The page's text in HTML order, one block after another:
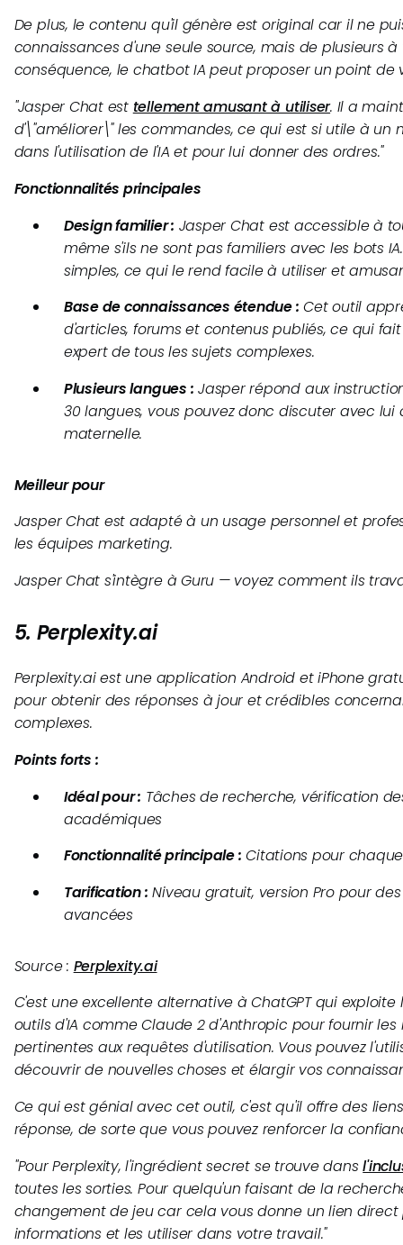
De plus, le contenu qu'il génère est original car il ne
connaissances d'une seule source, mais de plusieurs à
conséquence, le chatbot IA peut proposer un point de
"Jasper Chat est tellement amusant à utiliser. Il a
d'\"améliorer\" les commandes, ce qui est si utile à un
dans l'utilisation de l'IA et pour lui donner des ordres."
Fonctionnalités principales
Design familier : Jasper Chat est accessible à
même s'ils ne sont pas familiers avec les bots
simples, ce qui le rend facile à utiliser et
Base de connaissances étendue : Cet outil
d'articles, forums et contenus publiés, ce qui
expert de tous les sujets complexes.
Plusieurs langues : Jasper répond aux
30 langues, vous pouvez donc discuter avec
maternelle.
Meilleur pour
Jasper Chat est adapté à un usage personnel et
les équipes marketing.
Jasper Chat s'intègre à Guru — voyez comment ils
5. Perplexity.ai
Perplexity.ai est une application Android et iPhone
pour obtenir des réponses à jour et crédibles
complexes.
Points forts :
Idéal pour : Tâches de recherche, vérification
académiques
Fonctionnalité principale : Citations pour
Tarification : Niveau gratuit, version Pro pour
avancées
Source : Perplexity.ai
C'est une excellente alternative à ChatGPT qui
outils d'IA comme Claude 2 d'Anthropic pour fournir les
pertinentes aux requêtes d'utilisation. Vous pouvez
découvrir de nouvelles choses et élargir vos
Ce qui est génial avec cet outil, c'est qu'il offre des
réponse, de sorte que vous pouvez renforcer la
"Pour Perplexity, l'ingrédient secret se trouve dans
toutes les sorties. Pour quelqu'un faisant de la
changement de jeu car cela vous donne un lien direct
informations et les utiliser dans votre travail."